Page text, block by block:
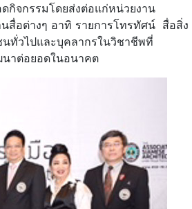
กิจกรรมโดยส่งต่อแก่หน่วยงาน
สื่อต่างๆ อาทิ รายการโทรทัศน์ สื่อสิ่ง
ทั่วไปและบุคลากรในวิชาชีพที่
นาต่อยอดในอนาคต